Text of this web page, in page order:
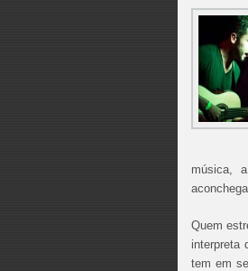
música,
Quem
interpreta
tem em